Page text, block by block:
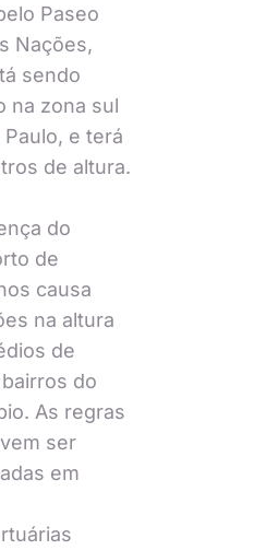
Paseo
Nações,
sendo
na zona sul
Paulo, e terá
de altura.
do
de
causa
na altura
de
do
As regras
ser
em